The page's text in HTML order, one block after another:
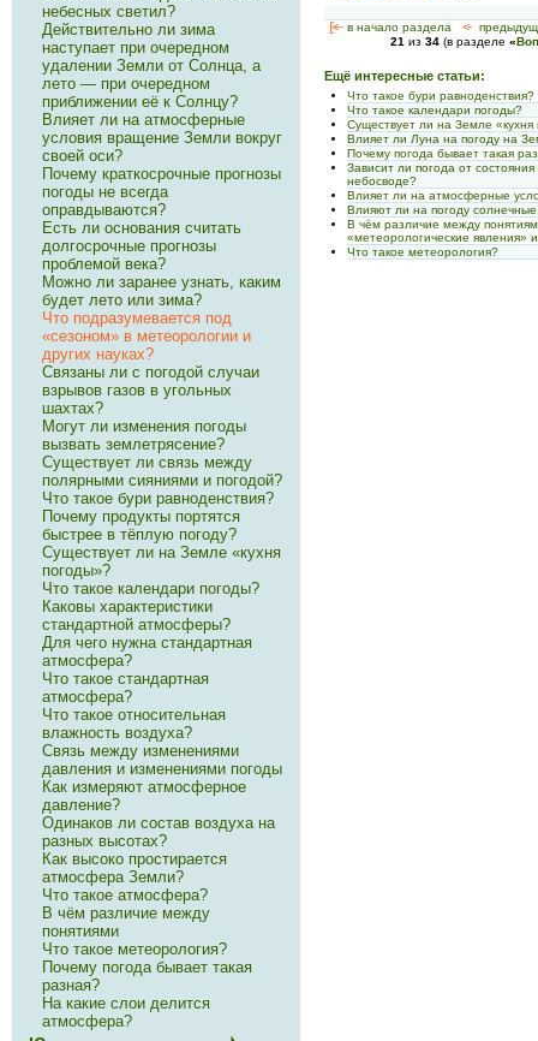
[<— в начало раздела <-
21 из 34 (в разделе «
Ещё интересные статьи:
Что такое бури равноденствия?
Что такое календари погоды?
Существует ли на Земле «кухня
Влияет ли Луна на погоду на
Почему погода бывает такая
Зависит ли погода от
небосводе?
Влияет ли на атмосферные
Влияют ли на погоду
В чём различие между
«метеорологические явления»
Что такое метеорология?
небесных светил?
Действительно ли зима
наступает при очередном
удалении Земли от Солнца, а
лето — при очередном
приближении её к Солнцу?
Влияет ли на атмосферные
условия вращение Земли вокруг
своей оси?
Почему краткосрочные прогнозы
погоды не всегда
оправдываются?
Есть ли основания считать
долгосрочные прогно­зы
проблемой века?
Можно ли заранее узнать, каким
будет лето или зима?
Что подразумевается под
«сезоном» в метеоро­логии и
других науках?
Связаны ли с погодой случаи
взрывов газов в угольных
шахтах?
Могут ли изменения погоды
вызвать землетря­сение?
Существует ли связь между
полярными сияниями и погодой?
Что такое бури равноденствия?
Почему продукты портятся
быстрее в тёплую погоду?
Существует ли на Земле «кухня
погоды»?
Что такое календари погоды?
Каковы характеристики
стандартной атмосферы?
Для чего нужна стандартная
атмосфера?
Что такое стандартная
атмосфера?
Что такое относительная
влажность воздуха?
Связь между изменениями
давления и изменениями погоды
Как измеряют атмосферное
давление?
Одинаков ли состав воздуха на
разных высотах?
Как высоко простирается
атмосфера Земли?
Что такое атмосфера?
В чём различие между
понятиями
Что такое метеорология?
Почему погода бывает такая
разная?
На какие слои делится
атмосфера?